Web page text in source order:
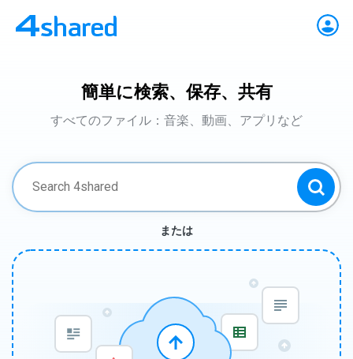
簡単に検索、保存、共有
すべてのファイル：音楽、動画、アプリなど
または